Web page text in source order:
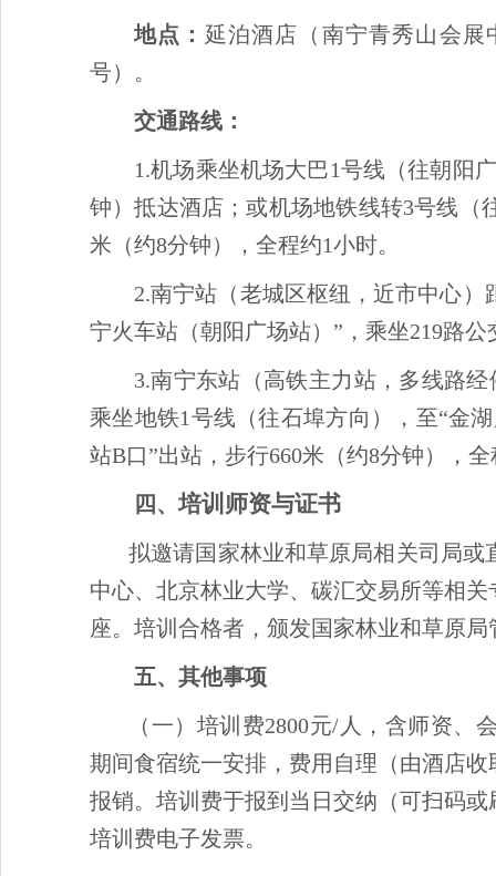
地点： 延泊酒店（南宁青秀山会展
号）。
交通路线：
1.机场乘坐机场大巴1号线（往朝阳
钟）抵达酒店；或机场地铁线转3号线（
米（约8分钟），全程约1小时。
2.南宁站（老城区枢纽，近市中心）
宁火车站（朝阳广场站）”，乘坐219路
3.南宁东站（高铁主力站，多线路
乘坐地铁1号线（往石埠方向），至“金
站B口”出站，步行660米（约8分钟），
四、培训师资与证书
拟邀请国家林业和草原局相关司局
中心、北京林业大学、碳汇交易所等相
座。培训合格者，颁发国家林业和草原
五、其他事项
（一）培训费2800元/人，含师资
期间食宿统一安排，费用自理（由酒店
报销。培训费于报到当日交纳（可扫码
培训费电子发票。